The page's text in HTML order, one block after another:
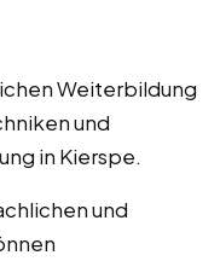
Weiterbildung
und
in Kierspe.
und